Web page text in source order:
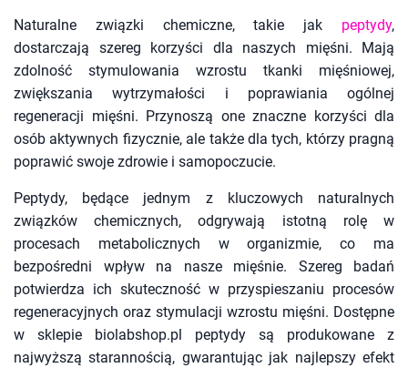
Naturalne związki chemiczne, takie jak peptydy,
dostarczają szereg korzyści dla naszych mięśni. Mają
zdolność stymulowania wzrostu tkanki mięśniowej,
zwiększania wytrzymałości i poprawiania ogólnej
regeneracji mięśni. Przynoszą one znaczne korzyści dla
osób aktywnych fizycznie, ale także dla tych, którzy pragną
poprawić swoje zdrowie i samopoczucie.
Peptydy, będące jednym z kluczowych naturalnych
związków chemicznych, odgrywają istotną rolę w
procesach metabolicznych w organizmie, co ma
bezpośredni wpływ na nasze mięśnie. Szereg badań
potwierdza ich skuteczność w przyspieszaniu procesów
regeneracyjnych oraz stymulacji wzrostu mięśni. Dostępne
w sklepie biolabshop.pl peptydy są produkowane z
najwyższą starannością, gwarantując jak najlepszy efekt